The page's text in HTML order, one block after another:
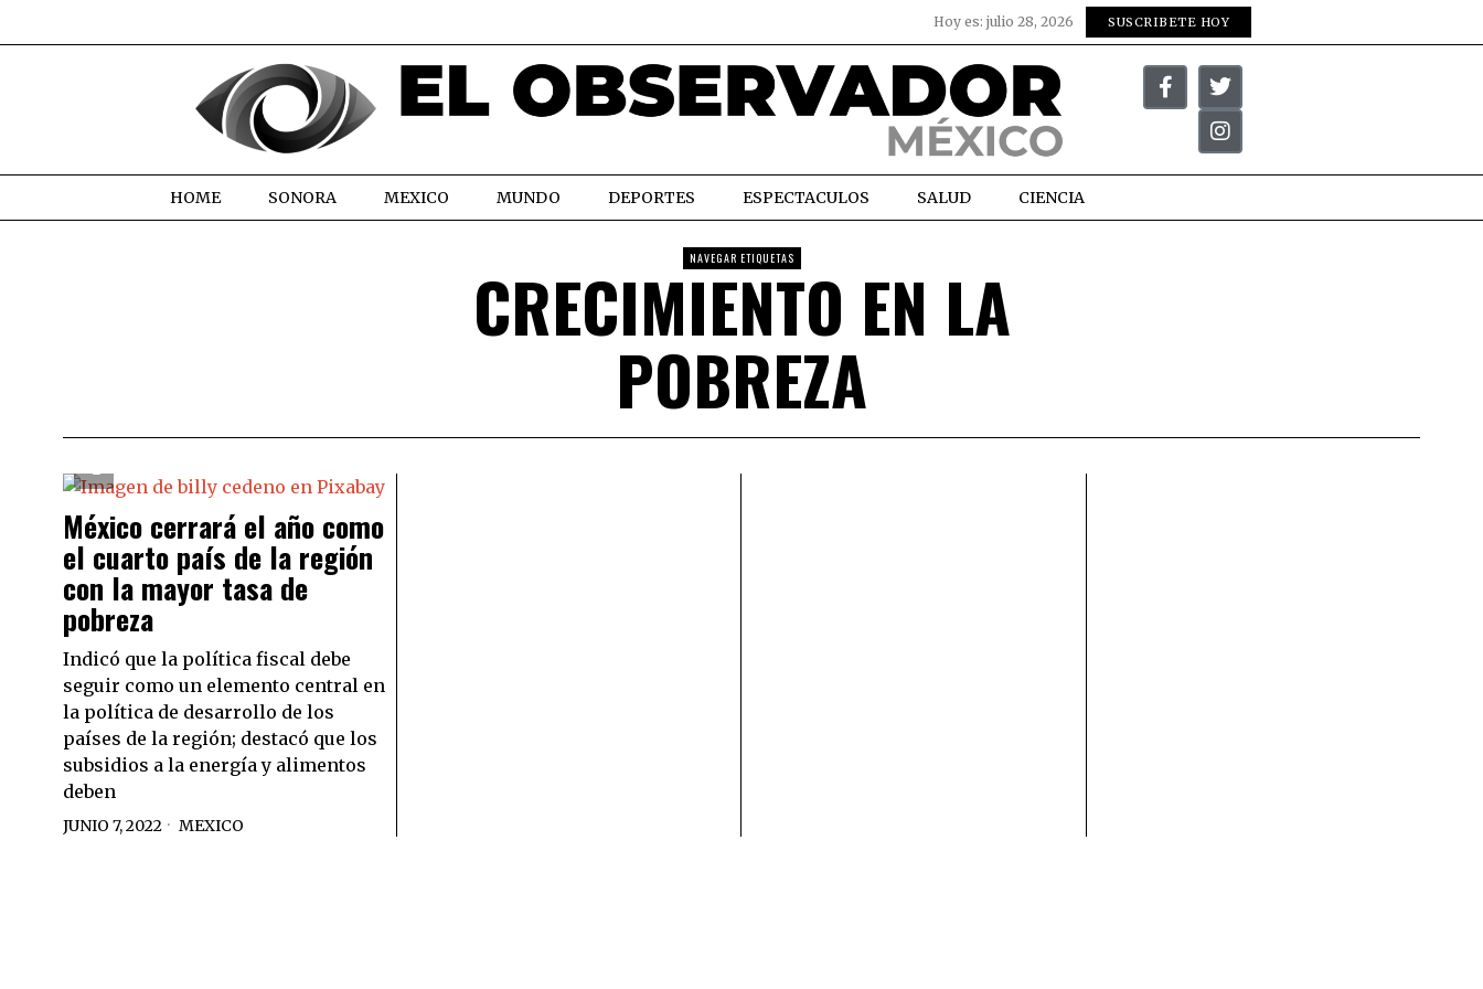
Hoy es: julio 28, 2026 SUSCRIBETE HOY
HOME SONORA MEXICO MUNDO DEPORTES ESPECTACULOS SALUD CIENCIA
NAVEGAR ETIQUETAS
CRECIMIENTO EN LA
POBREZA
México cerrará el año como
el cuarto país de la región
con la mayor tasa de
pobreza
Indicó que la política fiscal debe
seguir como un elemento central en
la política de desarrollo de los
países de la región; destacó que los
subsidios a la energía y alimentos
deben
JUNIO 7, 2022 MEXICO